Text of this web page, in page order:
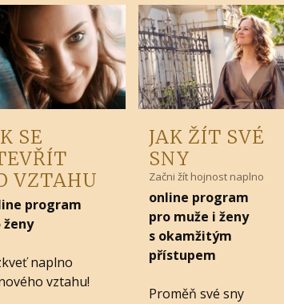
SE
VZTAHU
program
ženy
naplno
vztahu!
JAK ŽÍT SVÉ
SNY
Začni žít hojnost naplno
online program
pro muže i ženy
s okamžitým
přístupem
Proměň své sny